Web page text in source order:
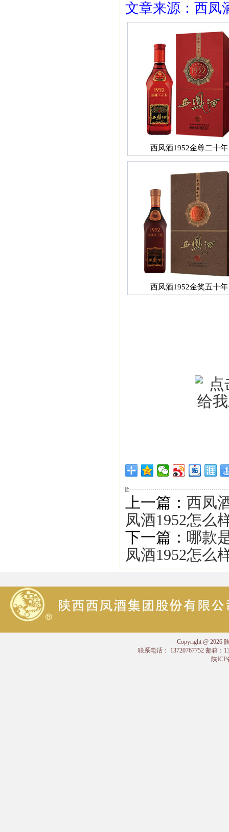
文章来源：西凤
西凤酒1952金尊二十年
西凤酒1952金奖五十年
上一篇： 西凤
凤酒1952怎么
下一篇： 哪款
凤酒1952怎么
Copyright @ 2026
联系电话： 13720767752 邮箱：
陕ICP